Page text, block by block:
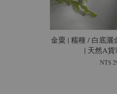
金粟 | 糯種 / 白底灑
| 天然A
NT$